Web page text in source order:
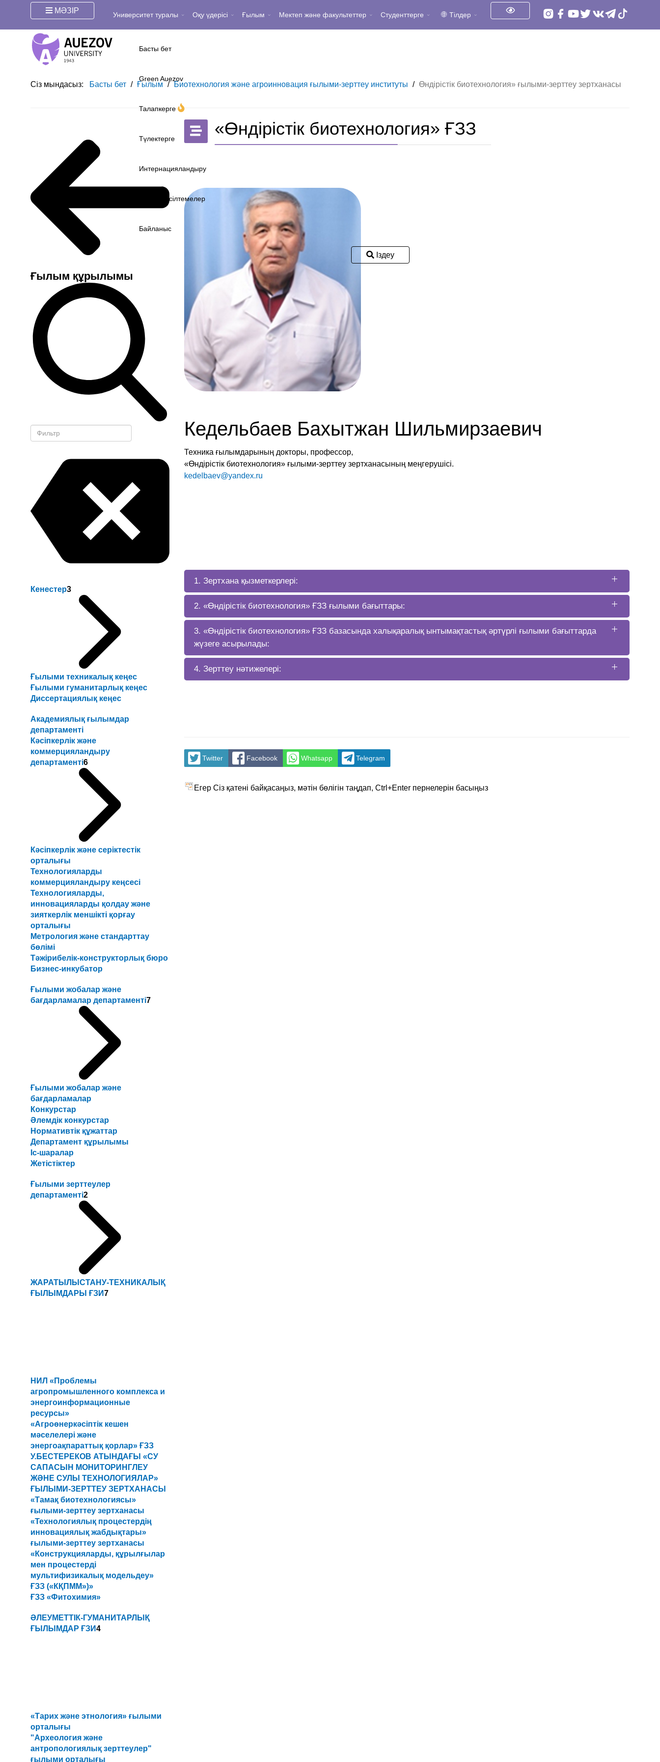
МӘЗІР Университет туралы Оқу үдерісі Ғылым Мектеп және факультеттер Студенттерге Тілдер
Басты бет
Green Auezov
Талапкерге
Түлектерге
Интернацияландыру
Жылдам сілтемелер
Байланыс
Іздеу
Сіз мындасыз: Басты бет / Ғылым / Биотехнология және агроинновация ғылыми-зерттеу институты / Өндірістік биотехнология» ғылыми-зерттеу зертханасы
Ғылым құрылымы
Кенестер3
Ғылыми техникалық кеңес
Ғылыми гуманитарлық кеңес
Диссертациялық кеңес
Академиялық ғылымдар
департаменті
Кәсіпкерлік және
коммерцияландыру
департаменті6
Кәсіпкерлік және серіктестік
орталығы
Технологияларды
коммерцияландыру кеңсесі
Технологияларды,
инновацияларды қолдау және
зияткерлік меншікті қорғау
орталығы
Метрология және стандарттау
бөлімі
Тәжірибелік-конструкторлық бюро
Бизнес-инкубатор
Ғылыми жобалар және
бағдарламалар департаменті7
Ғылыми жобалар және
бағдарламалар
Конкурстар
Әлемдік конкурстар
Нормативтік құжаттар
Департамент құрылымы
Іс-шаралар
Жетістіктер
Ғылыми зерттеулер
департаменті2
ЖАРАТЫЛЫСТАНУ-ТЕХНИКАЛЫҚ
ҒЫЛЫМДАРЫ ҒЗИ7
НИЛ «Проблемы
агропромышленного комплекса и
энергоинформационные
ресурсы»
«Агроөнеркәсіптік кешен
мәселелері және
энергоақпараттық қорлар» ҒЗЗ
У.БЕСТЕРЕКОВ АТЫНДАҒЫ «СУ
САПАСЫН МОНИТОРИНГЛЕУ
ЖӘНЕ СУЛЫ ТЕХНОЛОГИЯЛАР»
ҒЫЛЫМИ-ЗЕРТТЕУ ЗЕРТХАНАСЫ
«Тамақ биотехнологиясы»
ғылыми-зерттеу зертханасы
«Технологиялық процестердің
инновациялық жабдықтары»
ғылыми-зерттеу зертханасы
«Конструкцияларды, құрылғылар
мен процестерді
мультифизикалық модельдеу»
ҒЗЗ («КҚПММ»)»
ҒЗЗ «Фитохимия»
ӘЛЕУМЕТТІК-ГУМАНИТАРЛЫҚ
ҒЫЛЫМДАР ҒЗИ4
«Тарих және этнология» ғылыми
орталығы
"Археология және
антропологиялық зерттеулер"
ғылыми орталығы
«Өндірістік биотехнология» ҒЗЗ
Кедельбаев Бахытжан Шильмирзаевич
Техника ғылымдарының докторы, профессор,
«Өндірістік биотехнология» ғылыми-зерттеу зертханасының меңгерушісі.
kedelbaev@yandex.ru
1. Зертхана қызметкерлері:
2. «Өндірістік биотехнология» ҒЗЗ ғылыми бағыттары:
3. «Өндірістік биотехнология» ҒЗЗ базасында халықаралық ынтымақтастық әртүрлі ғылыми бағыттарда
жүзеге асырылады:
4. Зерттеу нәтижелері:
Twitter Facebook Whatsapp Telegram
Егер Сіз қатені байқасаңыз, мәтін бөлігін таңдап, Ctrl+Enter пернелерін басыңыз